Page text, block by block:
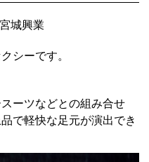
城興業
シーです。
ーツなどとの組み合せ
で軽快な足元が演出でき